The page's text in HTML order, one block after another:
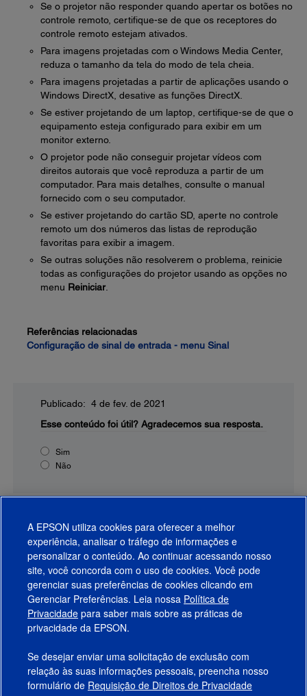
Se o projetor não responder quando apertar os botões no
controle remoto, certifique-se de que os receptores do
controle remoto estejam ativados.
Para imagens projetadas com o Windows Media Center,
reduza o tamanho da tela do modo de tela cheia.
Para imagens projetadas a partir de aplicações usando o
Windows DirectX, desative as funções DirectX.
Se estiver projetando de um laptop, certifique-se de que o
equipamento esteja configurado para exibir em um
monitor externo.
O projetor pode não conseguir projetar vídeos com
direitos autorais que você reproduza a partir de um
computador. Para mais detalhes, consulte o manual
fornecido com o seu computador.
Se estiver projetando do cartão SD, aperte no controle
remoto um dos números das listas de reprodução
favoritas para exibir a imagem.
Se outras soluções não resolverem o problema, reinicie
todas as configurações do projetor usando as opções no
menu Reiniciar.
Referências relacionadas
Configuração de sinal de entrada - menu Sinal
Publicado: 4 de fev. de 2021
Esse conteúdo foi útil? Agradecemos sua resposta.
Sim
Não
Produtos
Suporte
Links Sugeridos
Empresa
A EPSON utiliza cookies para oferecer a melhor
experiência, analisar o tráfego de informações e
personalizar o conteúdo. Ao continuar acessando nosso
site, você concorda com o uso de cookies. Você pode
gerenciar suas preferências de cookies clicando em
Gerenciar Preferências. Leia nossa Política de
Privacidade para saber mais sobre as práticas de
privacidade da EPSON.
Se desejar enviar uma solicitação de exclusão com
relação às suas informações pessoais, preencha nosso
formulário de Requisição de Direitos de Privacidade